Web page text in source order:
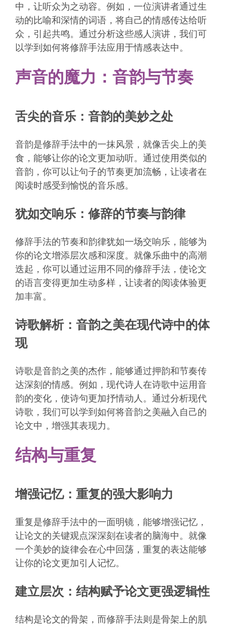
中，让听众为之动容。例如，一位演讲者通过生
动的比喻和深情的词语，将自己的情感传达给听
众，引起共鸣。通过分析这些感人演讲，我们可
以学到如何将修辞手法应用于情感表达中。
声音的魔力：音韵与节奏
舌尖的音乐：音韵的美妙之处
音韵是修辞手法中的一抹风景，就像舌尖上的美
食，能够让你的论文更加动听。通过使用类似的
音韵，你可以让句子的节奏更加流畅，让读者在
阅读时感受到愉悦的音乐感。
犹如交响乐：修辞的节奏与韵律
修辞手法的节奏和韵律犹如一场交响乐，能够为
你的论文增添层次感和深度。就像乐曲中的高潮
迭起，你可以通过运用不同的修辞手法，使论文
的语言变得更加生动多样，让读者的阅读体验更
加丰富。
诗歌解析：音韵之美在现代诗中的体
现
诗歌是音韵之美的杰作，能够通过押韵和节奏传
达深刻的情感。例如，现代诗人在诗歌中运用音
韵的变化，使诗句更加抒情动人。通过分析现代
诗歌，我们可以学到如何将音韵之美融入自己的
论文中，增强其表现力。
结构与重复
增强记忆：重复的强大影响力
重复是修辞手法中的一面明镜，能够增强记忆，
让论文的关键观点深深刻在读者的脑海中。就像
一个美妙的旋律会在心中回荡，重复的表达能够
让你的论文更加引人记忆。
建立层次：结构赋予论文更强逻辑性
结构是论文的骨架，而修辞手法则是骨架上的肌